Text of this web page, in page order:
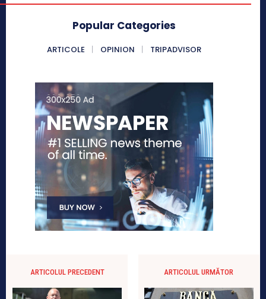
Popular Categories
ARTICOLE OPINION TRIPADVISOR
ARTICOLUL PRECEDENT ARTICOLUL URMĂTOR